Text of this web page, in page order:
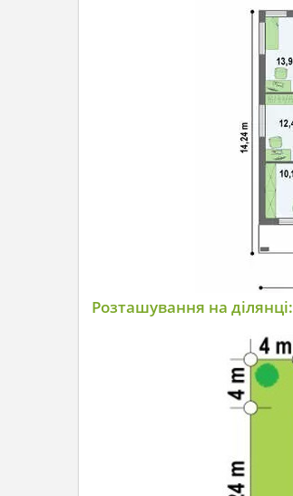
Розташування на ділянці: